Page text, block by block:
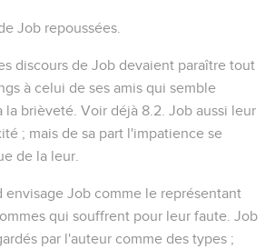
Job repoussées.
discours de Job devaient paraître tout
à celui de ses amis qui semble
la brièveté. Voir déjà 8.2 . Job aussi leur
; mais de sa part l'impatience se
de la leur.
envisage Job comme le représentant
qui souffrent pour leur faute. Job
par l'auteur comme des types ;